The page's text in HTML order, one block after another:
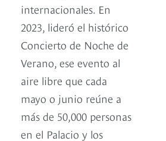
internacionales. En
2023, lideró el histórico
Concierto de Noche de
Verano, ese evento al
aire libre que cada
mayo o junio reúne a
más de 50,000 personas
en el Palacio y los